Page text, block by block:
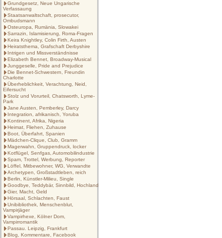
Grundgesetz, Neue Ungarische
Verfassaung
Staatsanwaltschaft, prosecutor,
Ombudsmann
Osteuropa, Rumänia, Slowakei
Sarrazin, Islamisierung, Roma-Fragen
Keira Knightley, Colin Firth, Austen
Heiratsthema, Grafschaft Derbyshire
Intrigen und Missverständnisse
Elizabeth Bennet, Broadway-Musical
Junggeselle, Pride and Prejudice
Die Bennet-Schwestern, Freundin
Charlotte
Überheblichkeit, Verachtung, Neid,
Eifersucht
Stolz und Vorurteil, Chatsworth, Lyme-
Park
Jane Austen, Pemberley, Darcy
Integration, afrikanisch, Yoruba
Kontinent, Afrika, Nigeria
Heimat, Fliehen, Zuhause
Boot, Überfahrt, Spanien
Mädchen-Clique, Club, Gramm
Magerwahn, Gruppendruck, locker
Kotflügel, Senfgas, Automobilindustrie
Spam, Trottel, Werbung, Reporter
Löffel, Mitbewohner, WG, Verwandte
Archetypen, Großstadtleben, reich
Berlin, Künstler-Milieu, Single
Goodbye, Teddybär, Sinnbild, Hochland
Gier, Macht, Geld
Hörsaal, Schlachten, Faust
Unibibliothek, Menschenblut,
Vampirjäger
Vampirhexe, Kölner Dom,
Vampirromantik
Passau. Leipzig, Frankfurt
Blog, Kommentare, Facebook